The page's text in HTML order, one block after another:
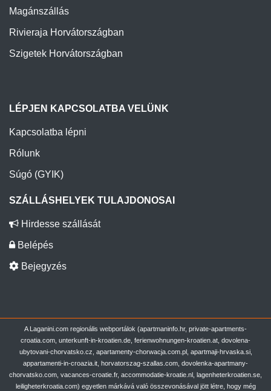
Magánszállás
Rivieraja Horvátországban
Szigetek Horvátországban
LÉPJEN KAPCSOLATBA VELÜNK
Kapcsolatba lépni
Rólunk
Súgó (GYIK)
SZÁLLÁSHELYEK TULAJDONOSAI
Hirdesse szállását
Belépés
Bejegyzés
A Laganini.com regionális webportálok (apartmaninfo.hr, private-apartments-
croatia.com, unterkunft-in-kroatien.de, ferienwohnungen-kroatien.at, dovolena-
ubytovani-chorvatsko.cz, apartamenty-chorwacja.com.pl, apartmaji-hrvaska.si,
appartamenti-in-croazia.it, horvatorszag-szallas.com, dovolenka-apartmany-
chorvatsko.com, vacances-croatie.fr, accommodatie-kroatie.nl, lagenheterkroatien.se,
leiligheterkroatia.com) egyetlen márkává való összevonásával jött létre, hogy még